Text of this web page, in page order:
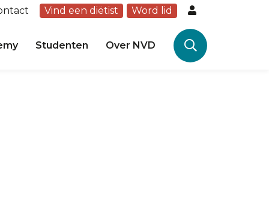
Vind een diëtist Word lid
Studenten Over NVD